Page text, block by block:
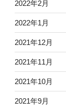
2022年2月
2022年1月
2021年12月
2021年11月
2021年10月
2021年9月